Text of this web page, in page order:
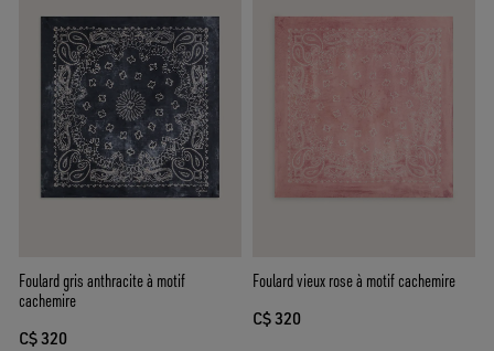
Foulard gris anthracite à motif
cachemire
C$ 320
Foulard vieux rose à motif cachemire
C$ 320